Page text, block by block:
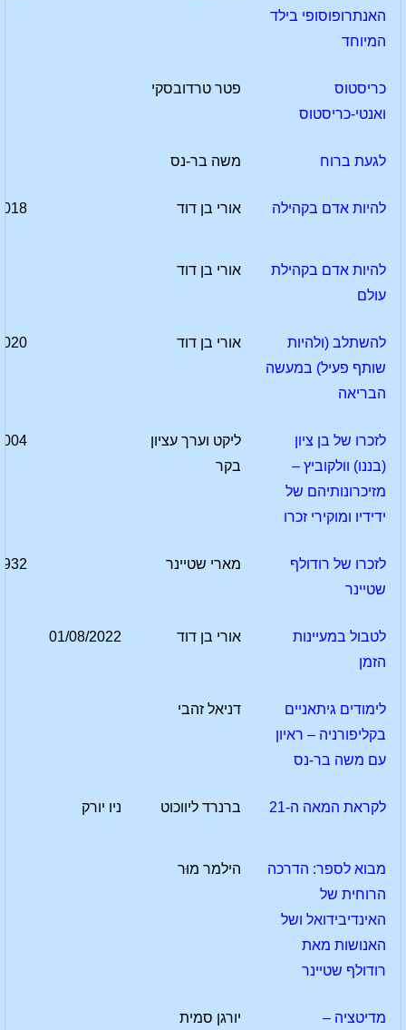
האנתרופוסופי בילד
המיוחד
כריסטוס
ואנטי-כריסטוס
פטר טרדובסקי
לגעת ברוח משה בר-נס
להיות אדם בקהילה אורי בן דוד
להיות אדם בקהילת
עולם
אורי בן דוד
להשתלב (ולהיות
שותף פעיל) במעשה
הבריאה
אורי בן דוד
לזכרו של בן ציון
(בננו) וולקוביץ –
מזיכרונותיהם של
ידידיו ומוקירי זכרו
ליקט וערך עציון
בקר
לזכרו של רודולף
שטיינר
מארי שטיינר
לטבול במעיינות
הזמן
אורי בן דוד 01/08/2022
לימודים גיתאניים
בקליפורניה – ראיון
עם משה בר-נס
דניאל זהבי
לקראת המאה ה-21 ברנרד ליווכוט ניו יורק
מבוא לספר: הדרכה
הרוחית של
האינדיבידואל ושל
האנושות מאת
רודולף שטיינר
הילמר מוּר
מדיטציה –
יורגן סמית